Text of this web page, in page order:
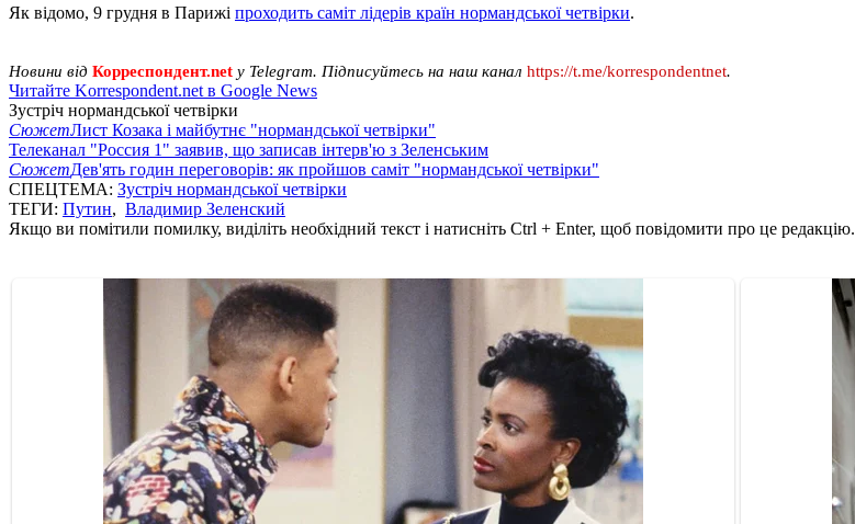
Як відомо, 9 грудня в Парижі проходить саміт лідерів країн нормандської четвірки.
Новини від Корреспондент.net у Telegram. Підписуйтесь на наш канал https://t.me/korrespondentnet.
Читайте Korrespondent.net в Google News
Зустріч нормандської четвірки
СюжетЛист Козака і майбутнє "нормандської четвірки"
Телеканал "Россия 1" заявив, що записав інтерв'ю з Зеленським
СюжетДев'ять годин переговорів: як пройшов саміт "нормандської четвірки"
СПЕЦТЕМА: Зустріч нормандської четвірки
ТЕГИ: Путин, Владимир Зеленский
Якщо ви помітили помилку, виділіть необхідний текст і натисніть Ctrl + Enter, щоб повідомити про це редакцію.